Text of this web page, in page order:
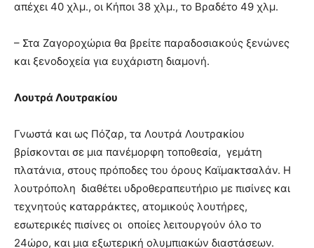
απέχει 40 χλμ., οι Κήποι 38 χλμ., το Βραδέτο 49 χλμ.
– Στα Ζαγοροχώρια θα βρείτε παραδοσιακούς ξενώνες
και ξενοδοχεία για ευχάριστη διαμονή.
Λουτρά Λουτρακίου
Γνωστά και ως Πόζαρ, τα Λουτρά Λουτρακίου
βρίσκονται σε μια πανέμορφη τοποθεσία, γεμάτη
πλατάνια, στους πρόποδες του όρους Καϊμακτσαλάν. Η
λουτρόπολη διαθέτει υδροθεραπευτήριο με πισίνες και
τεχνητούς καταρράκτες, ατομικούς λουτήρες,
εσωτερικές πισίνες οι οποίες λειτουργούν όλο το
24ώρο, και μια εξωτερική ολυμπιακών διαστάσεων.